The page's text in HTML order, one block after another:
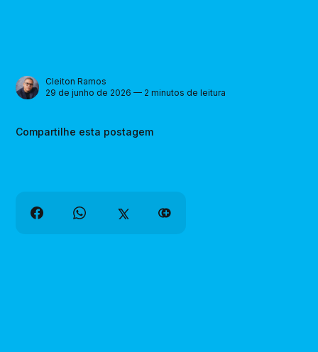
Cleiton Ramos
29 de junho de 2026 — 2 minutos de leitura
Compartilhe esta postagem